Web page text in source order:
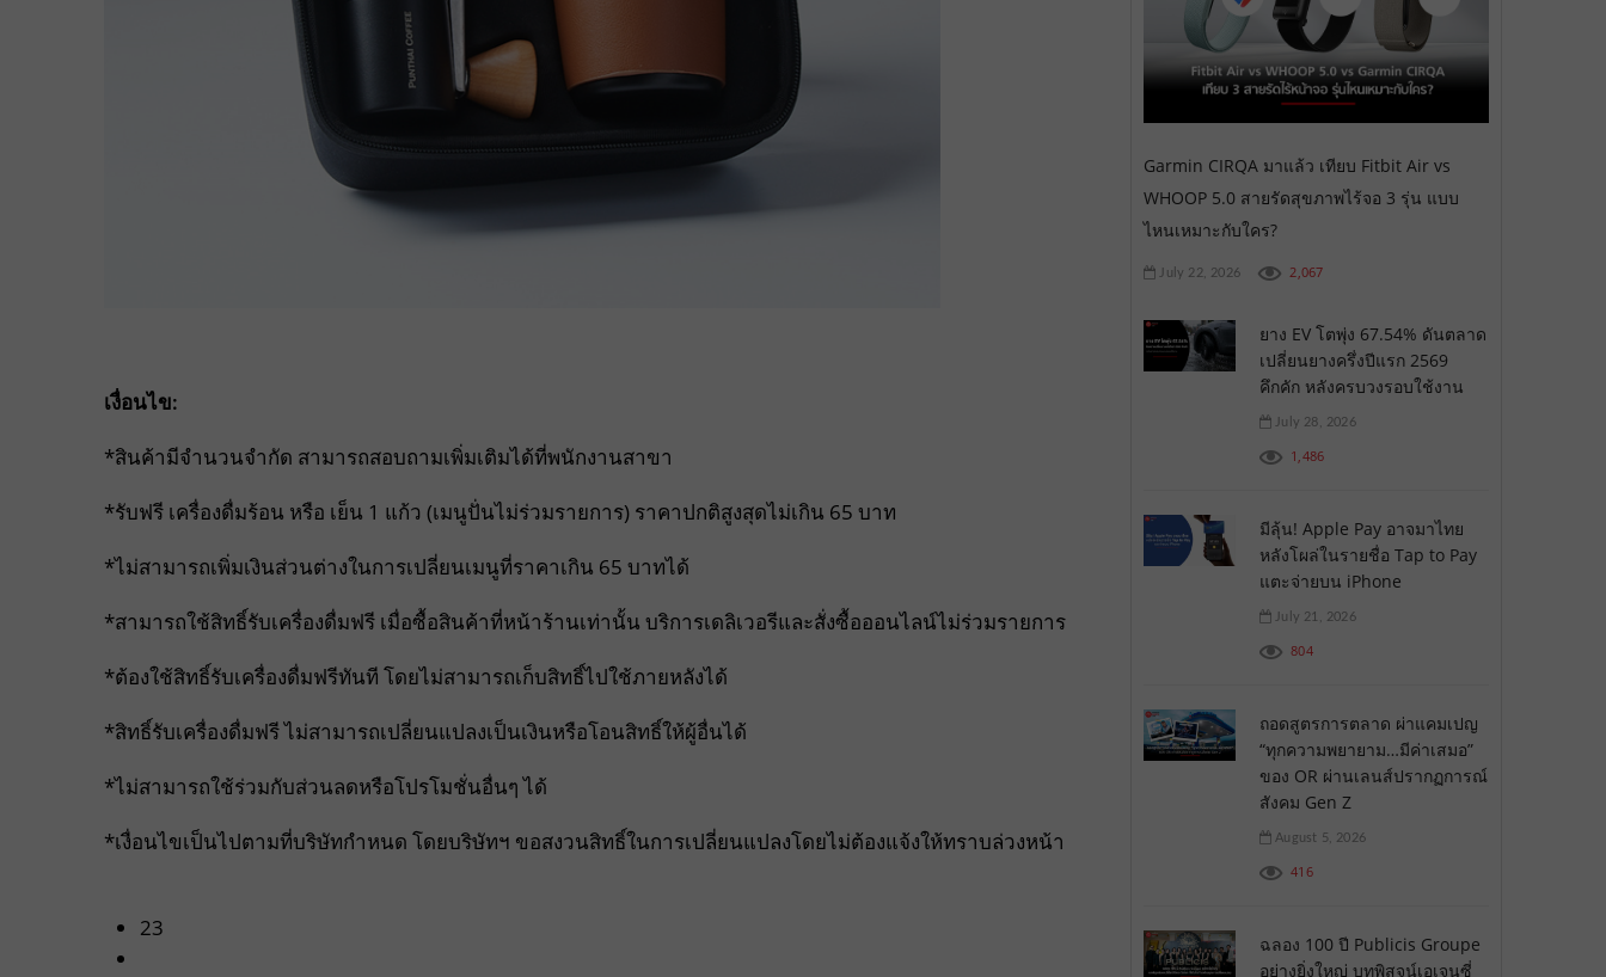
เงื่อนไข:
*สินค้ามีจำนวนจำกัด สามารถสอบถามเพิ่มเติมได้ที่พนักงานสาขา
*รับฟรี เครื่องดื่มร้อน หรือ เย็น 1 แก้ว (เมนูปั่นไม่ร่วมรายการ) ราคาปกติสูงสุดไม่เกิน 65 บาท
*ไม่สามารถเพิ่มเงินส่วนต่างในการเปลี่ยนเมนูที่ราคาเกิน 65 บาทได้
*สามารถใช้สิทธิ์รับเครื่องดื่มฟรี เมื่อซื้อสินค้าที่หน้าร้านเท่านั้น บริการเดลิเวอรีและสั่งซื้อออนไลน์ไม่ร่วมรายการ
*ต้องใช้สิทธิ์รับเครื่องดื่มฟรีทันที โดยไม่สามารถเก็บสิทธิ์ไปใช้ภายหลังได้
*สิทธิ์รับเครื่องดื่มฟรี ไม่สามารถเปลี่ยนแปลงเป็นเงินหรือโอนสิทธิ์ให้ผู้อื่นได้
*ไม่สามารถใช้ร่วมกับส่วนลดหรือโปรโมชั่นอื่นๆ ได้
*เงื่อนไขเป็นไปตามที่บริษัทกำหนด โดยบริษัทฯ ขอสงวนสิทธิ์ในการเปลี่ยนแปลงโดยไม่ต้องแจ้งให้ทราบล่วงหน้า
23
Garmin CIRQA มาแล้ว เทียบ Fitbit Air vs
WHOOP 5.0 สายรัดสุขภาพไร้จอ 3 รุ่น แบบ
ไหนเหมาะกับใคร?
July 22, 2026 2,067
ยาง EV โตพุ่ง 67.54% ดันตลาด
เปลี่ยนยางครึ่งปีแรก 2569
คึกคัก หลังครบวงรอบใช้งาน
July 28, 2026
1,486
มีลุ้น! Apple Pay อาจมาไทย
หลังโผล่ในรายชื่อ Tap to Pay
แตะจ่ายบน iPhone
July 21, 2026
804
ถอดสูตรการตลาด ผ่าแคมเปญ
“ทุกความพยายาม…มีค่าเสมอ”
ของ OR ผ่านเลนส์ปรากฏการณ์
สังคม Gen Z
August 5, 2026
416
ฉลอง 100 ปี Publicis Groupe
อย่างยิ่งใหญ่ บทพิสูจน์เอเจนซี่